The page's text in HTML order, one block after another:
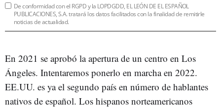
De conformidad con el RGPD y la LOPDGDD, EL LEÓN DE EL ESPAÑOL
PUBLICACIONES, S.A. tratará los datos facilitados con la finalidad de remitirle
noticias de actualidad.
En 2021 se aprobó la apertura de un centro en Los
Ángeles. Intentaremos ponerlo en marcha en 2022.
EE.UU. es ya el segundo país en número de hablantes
nativos de español. Los hispanos norteamericanos